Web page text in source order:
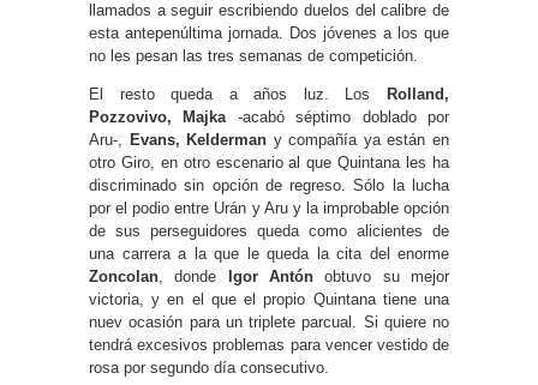
llamados a seguir escribiendo duelos del calibre de
esta antepenúltima jornada. Dos jóvenes a los que
no les pesan las tres semanas de competición.
El resto queda a años luz. Los
Rolland,
Pozzovivo, Majka-acabó séptimo doblado por
Aru-, Evans, Kelderman y compañía ya están en
otro Giro, en otro escenario al que Quintana les ha
discriminado sin opción de regreso. Sólo la lucha
por el podio entre Urán y Aru y la improbable opción
de sus perseguidores queda como alicientes de
una carrera a la que le queda la cita del enorme
Zoncolan, donde Igor Antón obtuvo su mejor
victoria, y en el que el propio Quintana tiene una
nuev ocasión para un triplete parcual. Si quiere no
tendrá excesivos problemas para vencer vestido de
rosa por segundo día consecutivo.